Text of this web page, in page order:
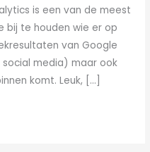
is een van de meest
bij te houden wie er op
van Google
media) maar ook
komt. Leuk, […]